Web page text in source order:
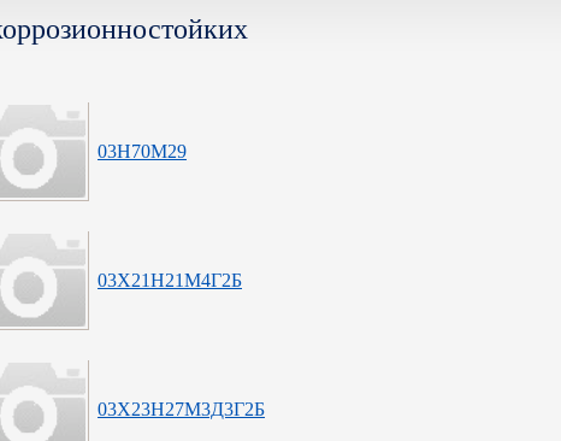
03Н70М29
03Х21Н21М4Г2Б
03Х23Н27М3Д3Г2Б